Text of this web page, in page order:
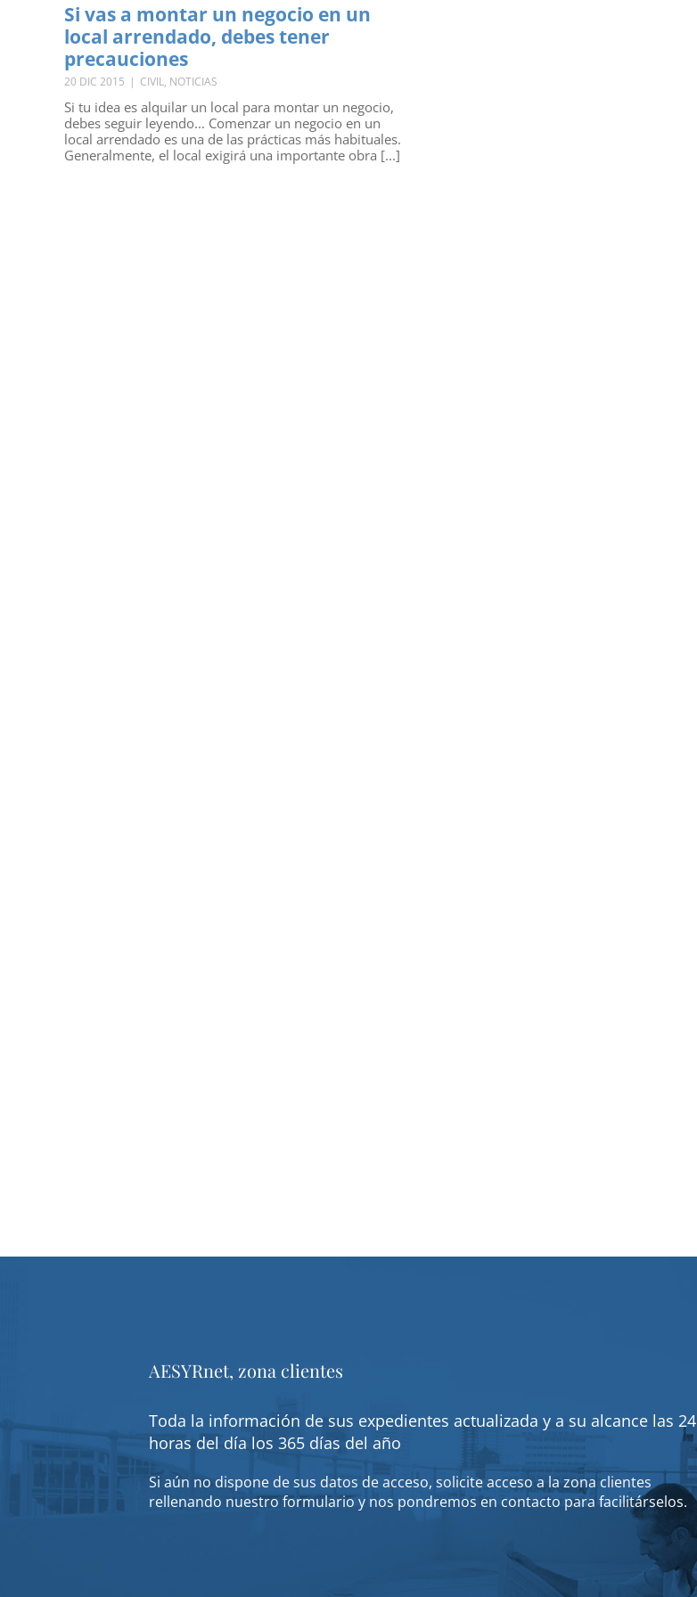
Si vas a montar un negocio en un
local arrendado, debes tener
precauciones
20 DIC 2015 | CIVIL, NOTICIAS
Si tu idea es alquilar un local para montar un negocio,
debes seguir leyendo... Comenzar un negocio en un
local arrendado es una de las prácticas más habituales.
Generalmente, el local exigirá una importante obra [...]
AESYRnet, zona clientes
Toda la información de sus expedientes actualizada y a su alcance las 24
horas del día los 365 días del año
Si aún no dispone de sus datos de acceso, solicite acceso a la zona clientes
rellenando nuestro formulario y nos pondremos en contacto para facilitárselos.